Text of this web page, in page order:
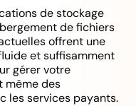
de stockage
de fichiers
offrent une
et suffisamment
gérer votre
même des
les services payants.